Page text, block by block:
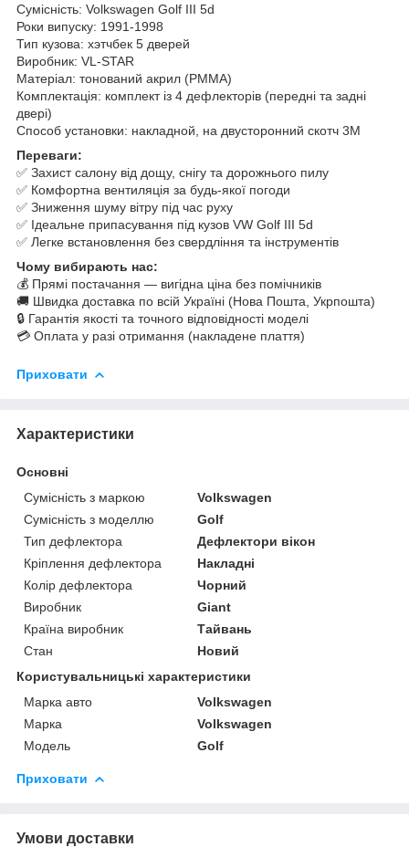
Сумісність: Volkswagen Golf III 5d
Роки випуску: 1991-1998
Тип кузова: хэтчбек 5 дверей
Виробник: VL-STAR
Матеріал: тонований акрил (PMMA)
Комплектація: комплект із 4 дефлекторів (передні та задні
двері)
Способ установки: накладной, на двусторонний скотч 3M
Переваги:
✅ Захист салону від дощу, снігу та дорожнього пилу
✅ Комфортна вентиляція за будь-якої погоди
✅ Зниження шуму вітру під час руху
✅ Ідеальне припасування під кузов VW Golf III 5d
✅ Легке встановлення без свердління та інструментів
Чому вибирають нас:
💰 Прямі постачання — вигідна ціна без помічників
🚚 Швидка доставка по всій Україні (Нова Пошта, Укрпошта)
🔒 Гарантія якості та точного відповідності моделі
💳 Оплата у разі отримання (накладене плаття)
Приховати
Характеристики
Основні
Сумісність з маркою
Volkswagen
Сумісність з моделлю
Golf
Тип дефлектора
Дефлектори вікон
Кріплення дефлектора
Накладні
Колір дефлектора
Чорний
Виробник
Giant
Країна виробник
Тайвань
Стан
Новий
Користувальницькі характеристики
Марка авто
Volkswagen
Марка
Volkswagen
Модель
Golf
Приховати
Умови доставки